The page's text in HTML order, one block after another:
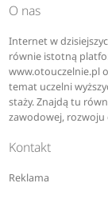
O nas
Internet w
równie istotną
www.otouczelnie.pl
temat uczelni
staży. Znajdą tu
zawodowej, rozwoju
Kontakt
Reklama